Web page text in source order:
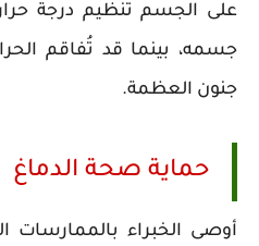
على الجسم تنظيم درجة
جسمه، بينما قد تُفاقم
جنون العظمة.
حماية صحة الدماغ
أوصى الخبراء بالممارسات